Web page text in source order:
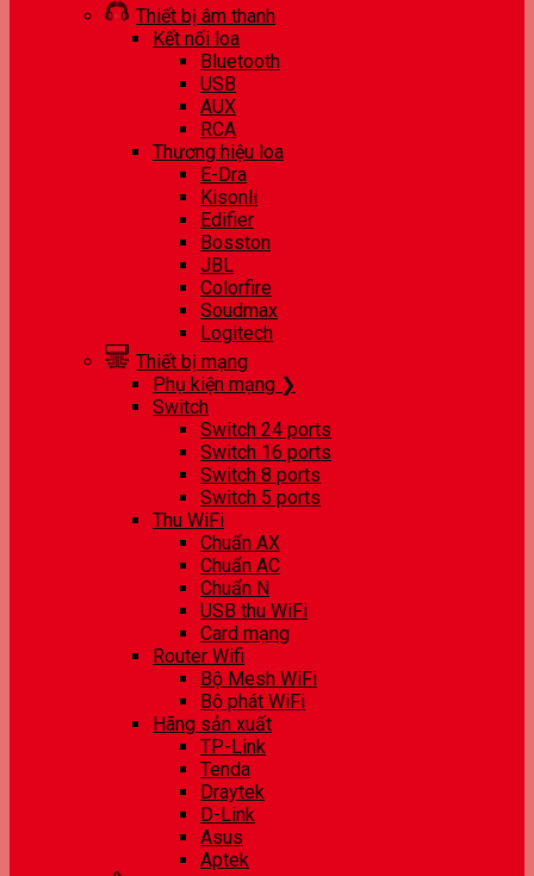
Thiết bị âm thanh
Kết nối loa
Bluetooth
USB
AUX
RCA
Thương hiệu loa
E-Dra
Kisonli
Edifier
Bosston
JBL
Colorfire
Soudmax
Logitech
Thiết bị mạng
Phụ kiện mạng ❯
Switch
Switch 24 ports
Switch 16 ports
Switch 8 ports
Switch 5 ports
Thu WiFi
Chuẩn AX
Chuẩn AC
Chuẩn N
USB thu WiFi
Card mạng
Router Wifi
Bộ Mesh WiFi
Bộ phát WiFi
Hãng sản xuất
TP-Link
Tenda
Draytek
D-Link
Asus
Aptek